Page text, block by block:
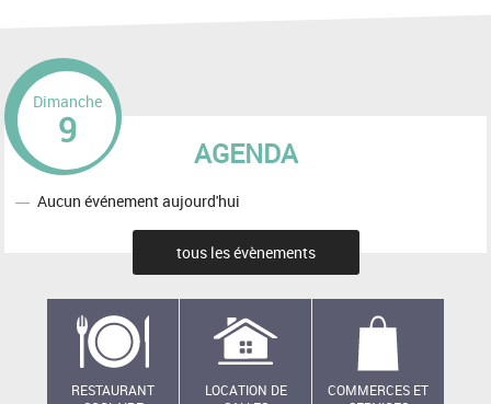
AGENDA
Dimanche
9
Aucun événement aujourd'hui
tous les évènements
RESTAURANT
LOCATION DE
COMMERCES ET